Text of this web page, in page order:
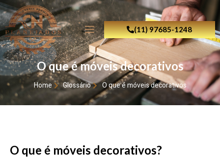
(11) 97685-1248
O que é móveis decorativos
Home Glossário O que é móveis decorativos
O que é móveis decorativos?